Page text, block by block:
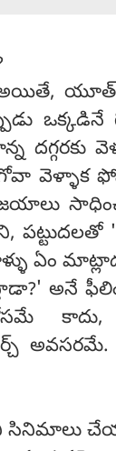
అయితే,
దగ్గరకు
వెళ్ళాక
ఏం
అనే
కాదు,
సినిమాలు